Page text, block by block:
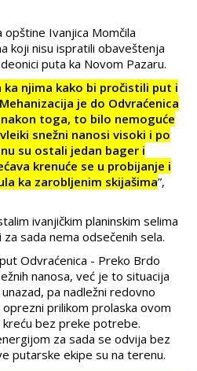
Ivanjica Momčila
koji nisu ispratili obaveštenja
puta ka Novom Pazaru.
ka njima kako bi pročistili put i
je do Odvraćenica
toga, to bilo nemoguće
snežni nanosi visoki i po
su ostali jedan bager i
krenuće se u probijanje i
ka zarobljenim skijašima”,
ivanjičkim planinskim selima
sada nema odsečenih sela.
Odvraćenica - Preko Brdo
nanosa, već je to situacija
pa nadležni redovno
prilikom prolaska ovom
bez preke potrebe.
za sada se odvija bez
putarske ekipe su na terenu.